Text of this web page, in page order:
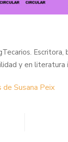
Escritora,
y en literatura
Susana Peix